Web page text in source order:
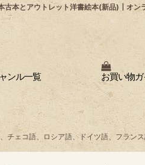
古本とアウトレット洋書絵本(新品)┃オン
ンル一覧 お買い物ガ
チェコ語、ロシア語、ドイツ語、フラン